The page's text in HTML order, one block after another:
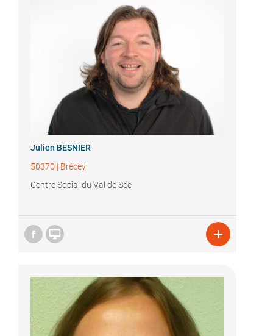
Julien BESNIER
50370 | Brécey
Centre Social du Val de Sée
 